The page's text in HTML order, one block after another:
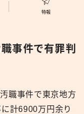
特報
事件で有罪判
職事件で東京地方
計6900万円余り